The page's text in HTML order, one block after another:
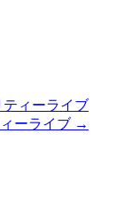
ティーライブ
ィーライブ →